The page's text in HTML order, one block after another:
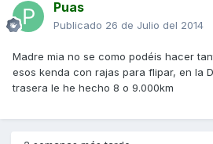
Puas
Publicado 26 de Julio del 2014
Madre mia no se como podéis hacer
esos kenda con rajas para flipar, en la
trasera le he hecho 8 o 9.000km